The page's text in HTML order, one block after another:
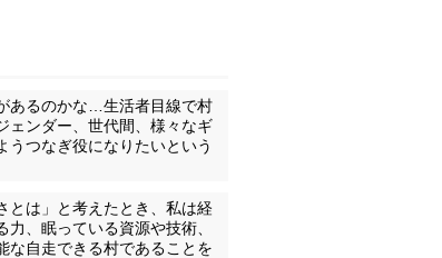
あるのかな…生活者目線で村
ェンダー、世代間、様々なギ
うつなぎ役になりたいという
とは」と考えたとき、私は経
、眠っている資源や技術、
な自走できる村であることを